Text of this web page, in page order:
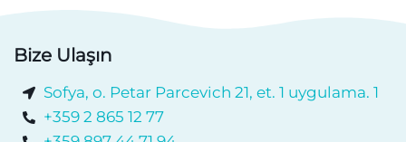
Bize Ulaşın
Sofya, o. Petar Parcevich 21, et. 1 uygulama. 1
+359 2 865 12 77